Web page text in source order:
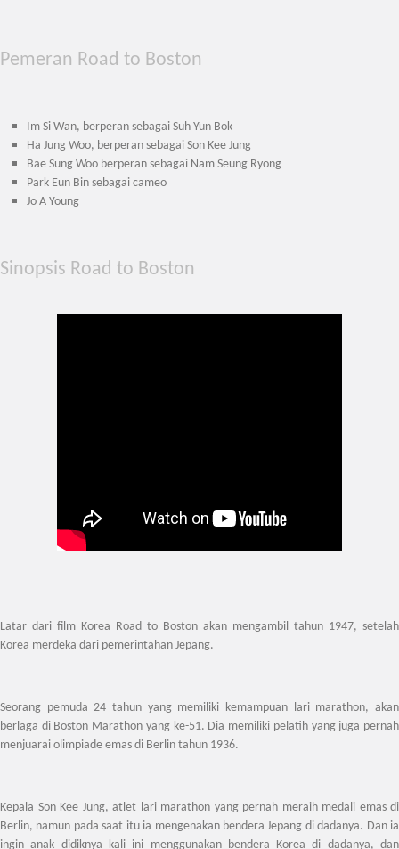
Pemeran Road to Boston
Im Si Wan, berperan sebagai Suh Yun Bok
Ha Jung Woo, berperan sebagai Son Kee Jung
Bae Sung Woo berperan sebagai Nam Seung Ryong
Park Eun Bin sebagai cameo
Jo A Young
Sinopsis Road to Boston
Latar dari film Korea Road to Boston akan mengambil tahun 1947, setelah
Korea merdeka dari pemerintahan Jepang.
Seorang pemuda 24 tahun yang memiliki kemampuan lari marathon, akan
berlaga di Boston Marathon yang ke-51. Dia memiliki pelatih yang juga pernah
menjuarai olimpiade emas di Berlin tahun 1936.
Kepala Son Kee Jung, atlet lari marathon yang pernah meraih medali emas di
Berlin, namun pada saat itu ia mengenakan bendera Jepang di dadanya. Dan ia
ingin anak didiknya kali ini menggunakan bendera Korea di dadanya, dan